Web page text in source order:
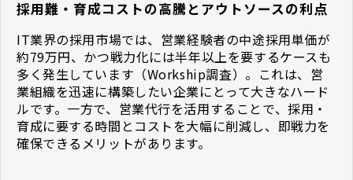
採用難・育成コストの高騰とアウトソースの利点
IT業界の採用市場では、営業経験者の中途採用単価が
約79万円、かつ戦力化には半年以上を要するケースも
多く発生しています（Workship調査）。これは、営
業組織を迅速に構築したい企業にとって大きなハード
ルです。一方で、営業代行を活用することで、採用・
育成に要する時間とコストを大幅に削減し、即戦力を
確保できるメリットがあります。